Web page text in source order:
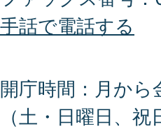
手話で電話する
開庁時間：月か
（土・日曜日、